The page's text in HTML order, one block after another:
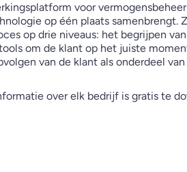
voor
op één plaats samenbrengt.
op drie niveaus: het begrijpen
om de klant op het juiste
van de klant als onderdeel van
over elk bedrijf is gratis te